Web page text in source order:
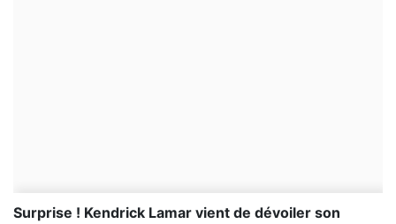
Surprise ! Kendrick Lamar vient de dévoiler son